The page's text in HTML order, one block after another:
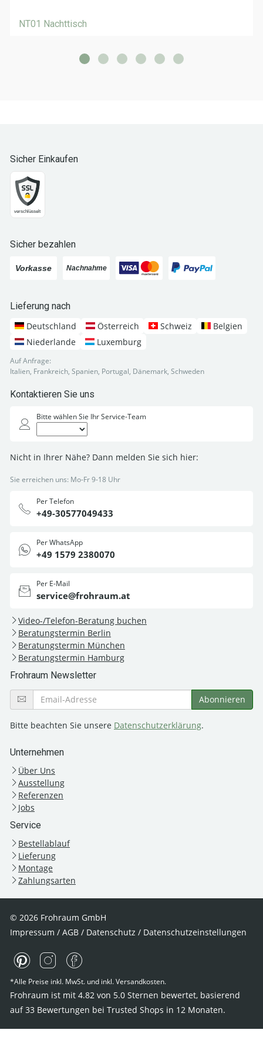
NT01 Nachttisch
Sicher Einkaufen
Sicher bezahlen
Lieferung nach
Deutschland
Österreich Schweiz
Belgien
Niederlande
Luxemburg
Auf Anfrage:
Italien, Frankreich, Spanien, Portugal, Dänemark, Schweden
Kontaktieren Sie uns
Bitte wählen Sie Ihr Service-Team
Nicht in Ihrer Nähe? Dann melden Sie sich hier:
Sie erreichen uns: Mo-Fr 9-18 Uhr
Per Telefon
+49-30577049433
Per WhatsApp
+49 1579 2380070
Per E-Mail
service@frohraum.at
Video-/Telefon-Beratung buchen
Beratungstermin Berlin
Beratungstermin München
Beratungstermin Hamburg
Frohraum Newsletter
Bitte beachten Sie unsere Datenschutzerklärung.
Unternehmen
Über Uns
Ausstellung
Referenzen
Jobs
Service
Bestellablauf
Lieferung
Montage
Zahlungsarten
© 2026 Frohraum GmbH
Impressum / AGB / Datenschutz / Datenschutzeinstellungen
*Alle Preise inkl. MwSt. und inkl. Versandkosten.
Frohraum ist mit 4.82 von 5.0 Sternen bewertet, basierend
auf33 Bewertungen bei Trusted Shops in 12 Monaten.